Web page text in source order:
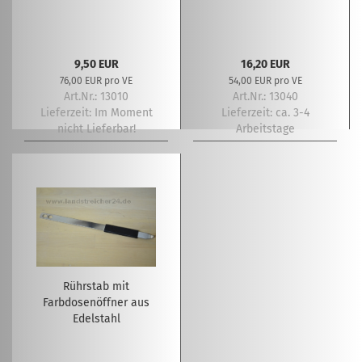
9,50 EUR
76,00 EUR pro VE
Art.Nr.: 13010
Lieferzeit: Im Moment
nicht Lieferbar!
16,20 EUR
54,00 EUR pro VE
Art.Nr.: 13040
Lieferzeit: ca. 3-4
Arbeitstage
Rührstab mit
Farbdosenöffner aus
Edelstahl